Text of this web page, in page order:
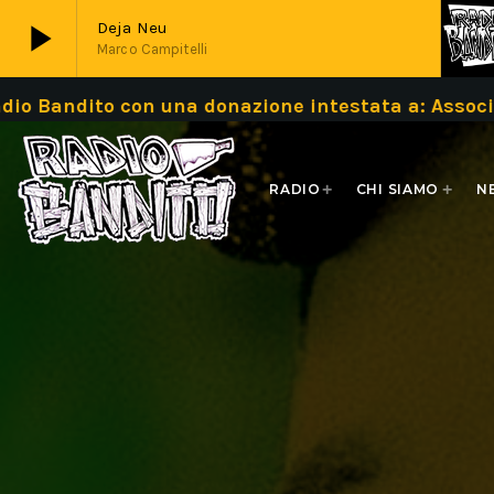
play_arrow Deja Neu
Marco Campitelli
play_arrow Live
con una donazione intestata a: Associazione
RADIO CHI SIAMO